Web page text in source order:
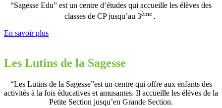
“Sagesse Edu” est un centre d’études qui accueille les élèves des
classes de CP jusqu’au 3ème .
En savoir plus
Les Lutins de la Sagesse
“Les Lutins de la Sagesse”est un centre qui offre aux enfants des
activités à la fois éducatives et amusantes. Il accueille les élèves de la
Petite Section jusqu’en Grande Section.